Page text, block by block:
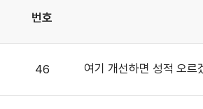
번호
46 여기 개선하면 성적 오르